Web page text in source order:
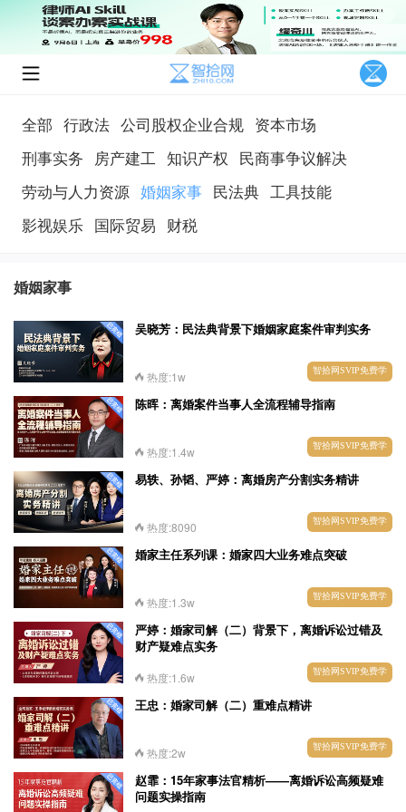
全部 行政法 公司股权企业合规 资本市场
刑事实务 房产建工 知识产权 民商事争议解决
劳动与人力资源 婚姻家事 民法典 工具技能
影视娱乐 国际贸易 财税
婚姻家事
吴晓芳：民法典背景下婚姻家庭案件审判实务
热度:1w 智拾网SVIP免费学
陈晖：离婚案件当事人全流程辅导指南
热度:1.4w 智拾网SVIP免费学
易轶、孙韬、严婷：离婚房产分割实务精讲
热度:8090 智拾网SVIP免费学
婚家主任系列课：婚家四大业务难点突破
热度:1.3w 智拾网SVIP免费学
严婷：婚家司解（二）背景下，离婚诉讼过错及
财产疑难点实务
热度:1.6w 智拾网SVIP免费学
王忠：婚家司解（二）重难点精讲
热度:2w 智拾网SVIP免费学
赵霏：15年家事法官精析——离婚诉讼高频疑难
问题实操指南